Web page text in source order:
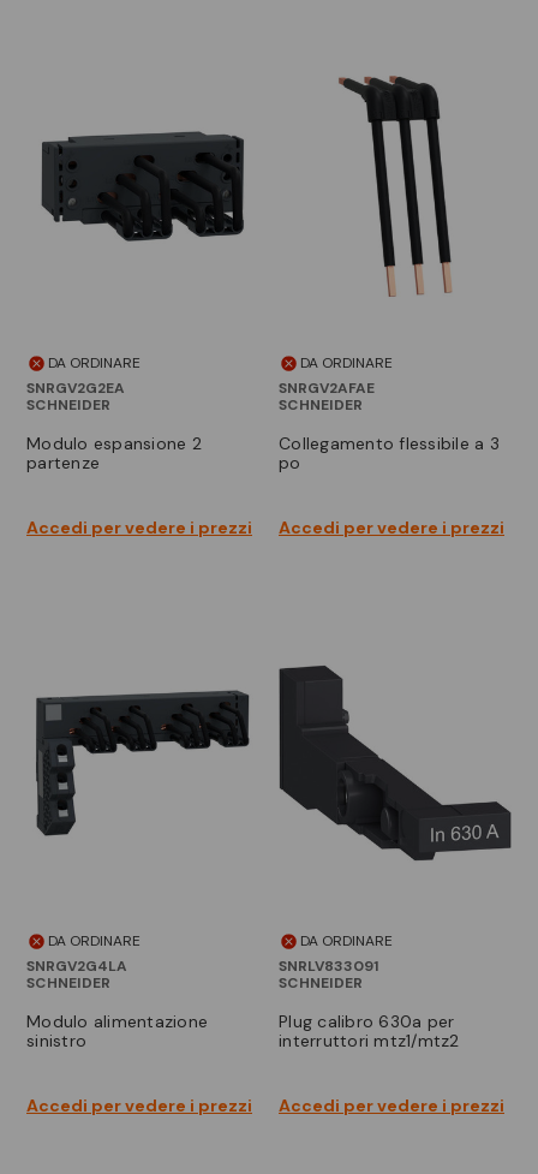
DA ORDINARE
SNRGV2G2EA
SCHNEIDER
modulo espansione 2
partenze
Accedi per vedere i prezzi
DA ORDINARE
SNRGV2AFAE
SCHNEIDER
collegamento flessibile a 3
po
Accedi per vedere i prezzi
DA ORDINARE
SNRGV2G4LA
SCHNEIDER
modulo alimentazione
sinistro
Accedi per vedere i prezzi
DA ORDINARE
SNRLV833091
SCHNEIDER
plug calibro 630a per
interruttori mtz1/mtz2
Accedi per vedere i prezzi